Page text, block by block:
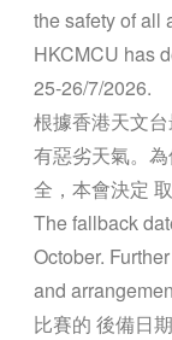
the safety of all
HKCMCU has
25-26/7/2026.
根據香港天文
有惡劣天氣。
全，本會決定
The fallback
October.
and
比賽的 後備日